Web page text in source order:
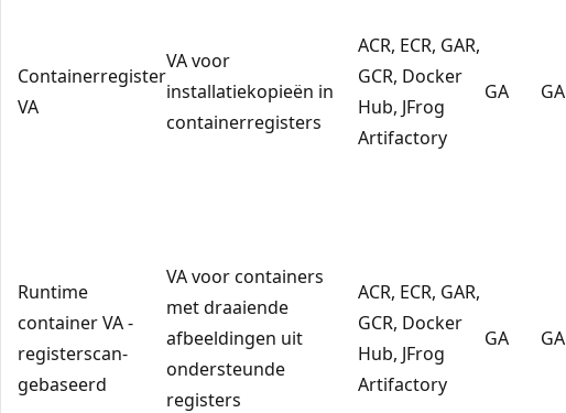
Containerregister
VA
VA voor
installatiekopieën in
containerregisters
ACR, ECR, GAR,
GCR, Docker
Hub, JFrog
Artifactory
GA GA
Runtime
container VA -
registerscan-
gebaseerd
VA voor containers
met draaiende
afbeeldingen uit
ondersteunde
registers
ACR, ECR, GAR,
GCR, Docker
Hub, JFrog
Artifactory
GA GA